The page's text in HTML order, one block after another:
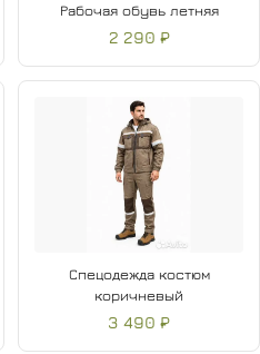
Рабочая обувь летняя
2 290 ₽
Спецодежда костюм
коричневый
3 490 ₽